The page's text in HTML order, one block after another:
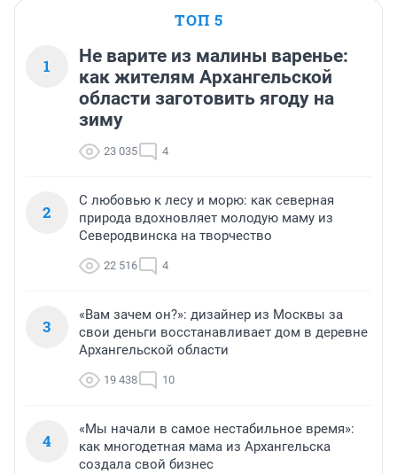
ТОП 5
1
Не варите из малины варенье:
как жителям Архангельской
области заготовить ягоду на
зиму
23 035 4
2
С любовью к лесу и морю: как северная
природа вдохновляет молодую маму из
Северодвинска на творчество
22 516 4
3
«Вам зачем он?»: дизайнер из Москвы за
свои деньги восстанавливает дом в деревне
Архангельской области
19 438 10
4
«Мы начали в самое нестабильное время»:
как многодетная мама из Архангельска
создала свой бизнес